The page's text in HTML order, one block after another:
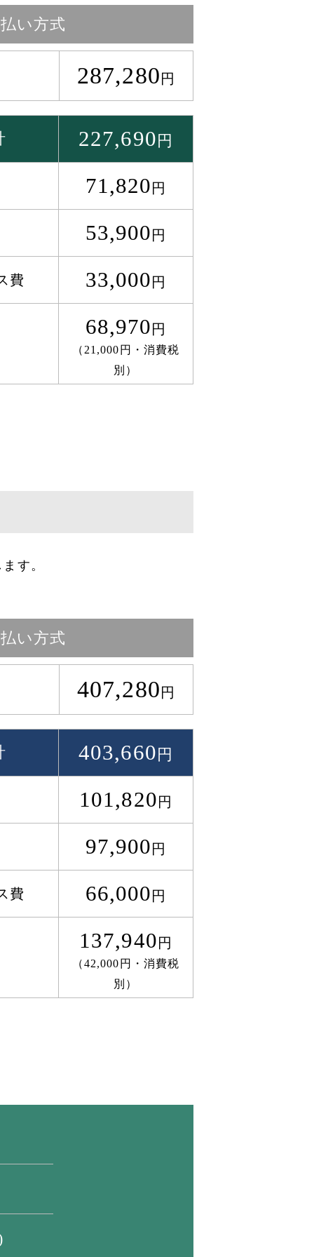
い方式
287,280 円
227,690 円
71,820 円
53,900 円
費 33,000 円
68,970 円
（21,000円・消費税
別）
す。
い方式
407,280 円
403,660 円
101,820 円
97,900 円
費 66,000 円
137,940 円
（42,000円・消費税
別）